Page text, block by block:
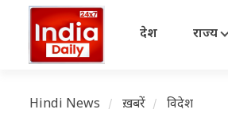
देश राज्य
Hindi News ख़बरें विदेश